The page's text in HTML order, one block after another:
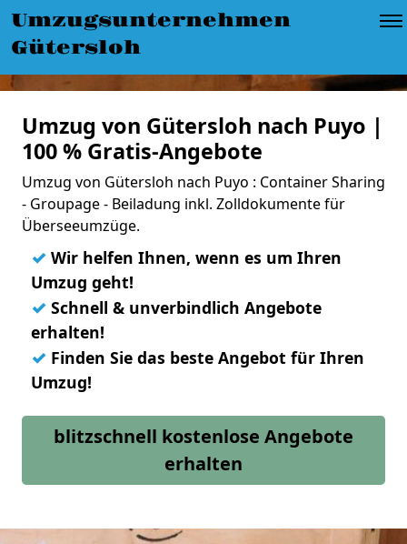
Umzugsunternehmen
Gütersloh
Umzug von Gütersloh nach Puyo |
100 % Gratis-Angebote
Umzug von Gütersloh nach Puyo : Container Sharing
- Groupage - Beiladung inkl. Zolldokumente für
Überseeumzüge.
✓ Wir helfen Ihnen, wenn es um Ihren
Umzug geht!
✓ Schnell & unverbindlich Angebote
erhalten!
✓ Finden Sie das beste Angebot für Ihren
Umzug!
blitzschnell kostenlose Angebote
erhalten